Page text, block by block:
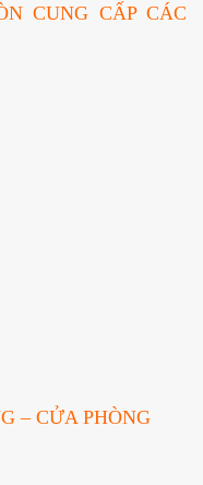
CUNG CẤP CÁC
– CỬA PHÒNG